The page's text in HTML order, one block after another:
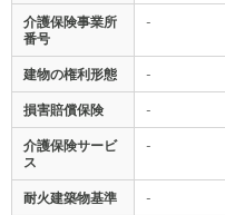
介護保険事業所
番号
-
建物の権利形態 -
損害賠償保険 -
介護保険サービ
ス
-
耐火建築物基準 -